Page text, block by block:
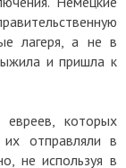
лагеря, а не в
и пришла к
которых
отправляли в
не используя в